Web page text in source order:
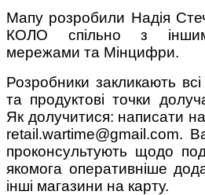
Мапу розробили Надія
КОЛО спільно з
мережами та Мінцифри.
Розробники закликають
та продуктові точки
Як долучитися: написати
retail.wartime@gmail.com.
проконсультують щодо
якомога оперативніше
інші магазини на карту.